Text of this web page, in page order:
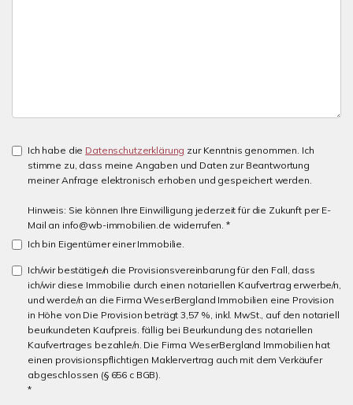
Ich habe die Datenschutzerklärung zur Kenntnis genommen. Ich
stimme zu, dass meine Angaben und Daten zur Beantwortung
meiner Anfrage elektronisch erhoben und gespeichert werden.
Hinweis: Sie können Ihre Einwilligung jederzeit für die Zukunft per E-
Mail an info@wb-immobilien.de widerrufen. *
Ich bin Eigentümer einer Immobilie.
Ich/wir bestätige/n die Provisionsvereinbarung für den Fall, dass
ich/wir diese Immobilie durch einen notariellen Kaufvertrag erwerbe/n,
und werde/n an die Firma WeserBergland Immobilien eine Provision
in Höhe von Die Provision beträgt 3,57 %, inkl. MwSt., auf den notariell
beurkundeten Kaufpreis. fällig bei Beurkundung des notariellen
Kaufvertrages bezahle/n. Die Firma WeserBergland Immobilien hat
einen provisionspflichtigen Maklervertrag auch mit dem Verkäufer
abgeschlossen (§ 656 c BGB).
*